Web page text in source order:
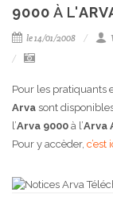
9000 À L'
le 14/01/2008
Pour les pratiquants
Arva sont
l’Arva 9000 à l’Arva
Pour y accèder, c’est